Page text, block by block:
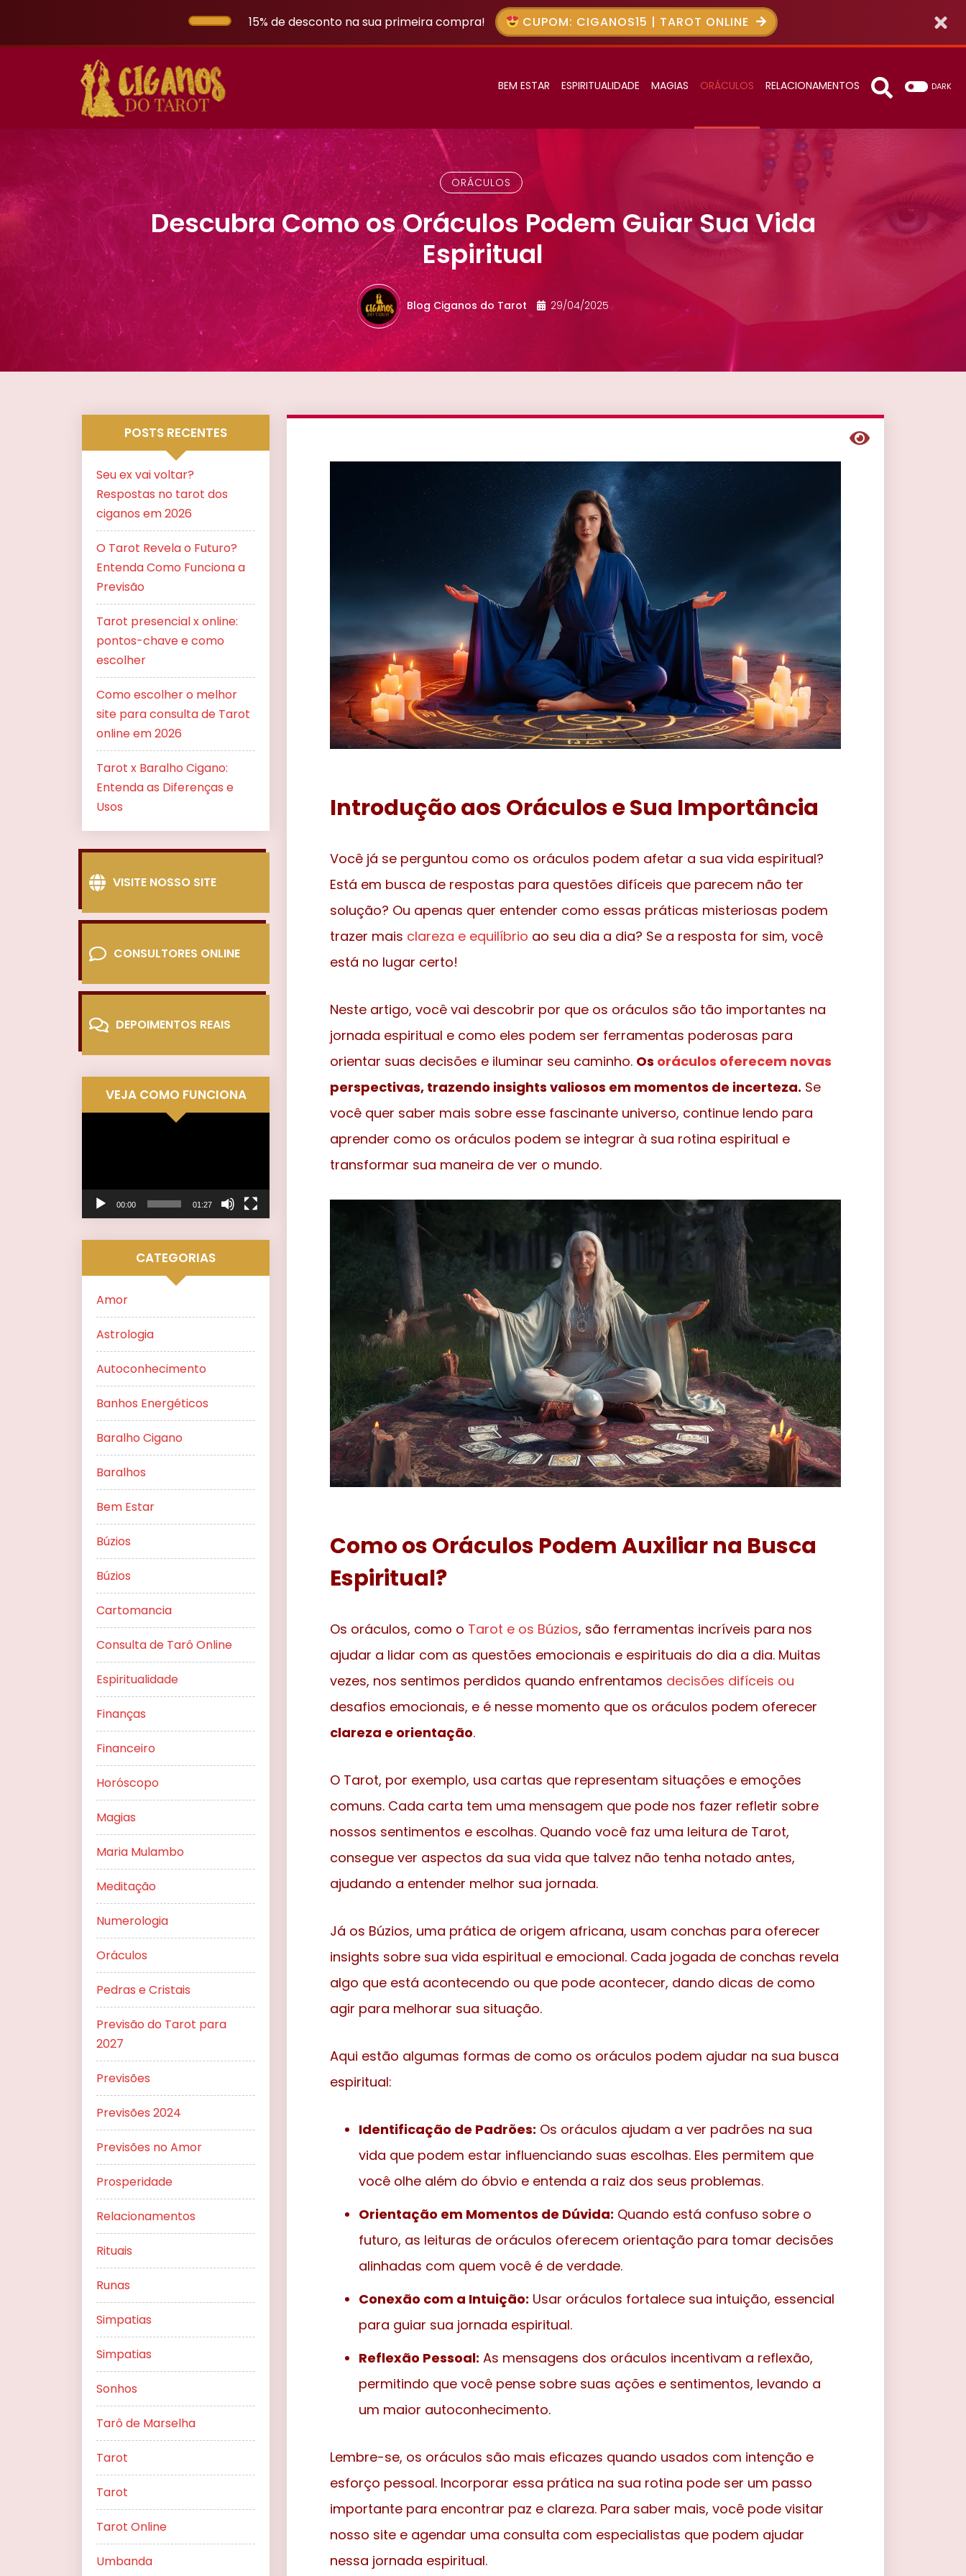
15% de desconto na sua primeira compra! CUPOM: CIGANOS15 | TAROT ONLINE
BEM ESTAR ESPIRITUALIDADE MAGIAS ORÁCULOS RELACIONAMENTOS DARK
ORÁCULOS
Descubra Como os Oráculos Podem Guiar Sua Vida
Espiritual
Blog Ciganos do Tarot 29/04/2025
Introdução aos Oráculos e Sua Importância
Você já se perguntou como os oráculos podem afetar a sua vida espiritual?
Está em busca de respostas para questões difíceis que parecem não ter
solução? Ou apenas quer entender como essas práticas misteriosas podem
trazer mais clareza e equilíbrio ao seu dia a dia? Se a resposta for sim, você
está no lugar certo!
Neste artigo, você vai descobrir por que os oráculos são tão importantes na
jornada espiritual e como eles podem ser ferramentas poderosas para
orientar suas decisões e iluminar seu caminho. Os oráculos oferecem novas
perspectivas, trazendo insights valiosos em momentos de incerteza. Se
você quer saber mais sobre esse fascinante universo, continue lendo para
aprender como os oráculos podem se integrar à sua rotina espiritual e
transformar sua maneira de ver o mundo.
Como os Oráculos Podem Auxiliar na Busca
Espiritual?
Os oráculos, como o Tarot e os Búzios, são ferramentas incríveis para nos
ajudar a lidar com as questões emocionais e espirituais do dia a dia. Muitas
vezes, nos sentimos perdidos quando enfrentamos decisões difíceis ou
desafios emocionais, e é nesse momento que os oráculos podem oferecer
clareza e orientação.
O Tarot, por exemplo, usa cartas que representam situações e emoções
comuns. Cada carta tem uma mensagem que pode nos fazer refletir sobre
nossos sentimentos e escolhas. Quando você faz uma leitura de Tarot,
consegue ver aspectos da sua vida que talvez não tenha notado antes,
ajudando a entender melhor sua jornada.
Já os Búzios, uma prática de origem africana, usam conchas para oferecer
insights sobre sua vida espiritual e emocional. Cada jogada de conchas revela
algo que está acontecendo ou que pode acontecer, dando dicas de como
agir para melhorar sua situação.
Aqui estão algumas formas de como os oráculos podem ajudar na sua busca
espiritual:
Identificação de Padrões: Os oráculos ajudam a ver padrões na sua
vida que podem estar influenciando suas escolhas. Eles permitem que
você olhe além do óbvio e entenda a raiz dos seus problemas.
Orientação em Momentos de Dúvida: Quando está confuso sobre o
futuro, as leituras de oráculos oferecem orientação para tomar decisões
alinhadas com quem você é de verdade.
Conexão com a Intuição: Usar oráculos fortalece sua intuição, essencial
para guiar sua jornada espiritual.
Reflexão Pessoal: As mensagens dos oráculos incentivam a reflexão,
permitindo que você pense sobre suas ações e sentimentos, levando a
um maior autoconhecimento.
Lembre-se, os oráculos são mais eficazes quando usados com intenção e
esforço pessoal. Incorporar essa prática na sua rotina pode ser um passo
importante para encontrar paz e clareza. Para saber mais, você pode visitar
nosso site e agendar uma consulta com especialistas que podem ajudar
nessa jornada espiritual.
POSTS RECENTES
Seu ex vai voltar?
Respostas no tarot dos
ciganos em 2026
O Tarot Revela o Futuro?
Entenda Como Funciona a
Previsão
Tarot presencial x online:
pontos-chave e como
escolher
Como escolher o melhor
site para consulta de Tarot
online em 2026
Tarot x Baralho Cigano:
Entenda as Diferenças e
Usos
VISITE NOSSO SITE
CONSULTORES ONLINE
DEPOIMENTOS REAIS
VEJA COMO FUNCIONA
00:00 01:27
CATEGORIAS
Amor
Astrologia
Autoconhecimento
Banhos Energéticos
Baralho Cigano
Baralhos
Bem Estar
Búzios
Búzios
Cartomancia
Consulta de Tarô Online
Espiritualidade
Finanças
Financeiro
Horóscopo
Magias
Maria Mulambo
Meditação
Numerologia
Oráculos
Pedras e Cristais
Previsão do Tarot para
2027
Previsões
Previsões 2024
Previsões no Amor
Prosperidade
Relacionamentos
Rituais
Runas
Simpatias
Simpatias
Sonhos
Tarô de Marselha
Tarot
Tarot
Tarot Online
Umbanda